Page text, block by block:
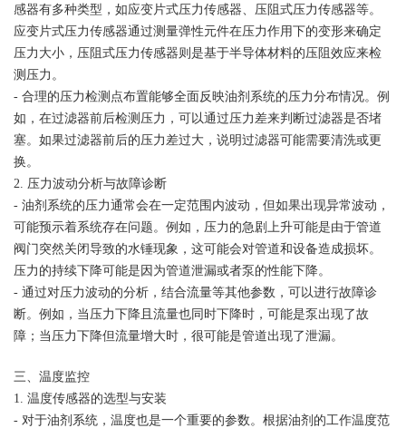
感器有多种类型，如应变片式压力传感器、压阻式压力传感器等。
应变片式压力传感器通过测量弹性元件在压力作用下的变形来确定
压力大小，压阻式压力传感器则是基于半导体材料的压阻效应来检
测压力。
- 合理的压力检测点布置能够全面反映油剂系统的压力分布情况。例
如，在过滤器前后检测压力，可以通过压力差来判断过滤器是否堵
塞。如果过滤器前后的压力差过大，说明过滤器可能需要清洗或更
换。
2. 压力波动分析与故障诊断
- 油剂系统的压力通常会在一定范围内波动，但如果出现异常波动，
可能预示着系统存在问题。例如，压力的急剧上升可能是由于管道
阀门突然关闭导致的水锤现象，这可能会对管道和设备造成损坏。
压力的持续下降可能是因为管道泄漏或者泵的性能下降。
- 通过对压力波动的分析，结合流量等其他参数，可以进行故障诊
断。例如，当压力下降且流量也同时下降时，可能是泵出现了故
障；当压力下降但流量增大时，很可能是管道出现了泄漏。
三、温度监控
1. 温度传感器的选型与安装
- 对于油剂系统，温度也是一个重要的参数。根据油剂的工作温度范